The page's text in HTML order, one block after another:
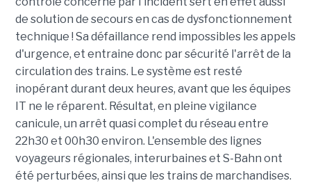
de solution de secours en cas de dysfonctionnement
technique ! Sa défaillance rend impossibles les appels
d'urgence, et entraine donc par sécurité l'arrêt de la
circulation des trains. Le système est resté
inopérant durant deux heures, avant que les équipes
IT ne le réparent. Résultat, en pleine vigilance
canicule, un arrêt quasi complet du réseau entre
22h30 et 00h30 environ. L'ensemble des lignes
voyageurs régionales, interurbaines et S-Bahn ont
été perturbées, ainsi que les trains de marchandises.